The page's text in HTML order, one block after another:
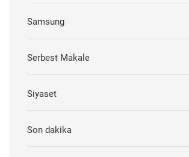
Samsung
Serbest Makale
Siyaset
Son dakika